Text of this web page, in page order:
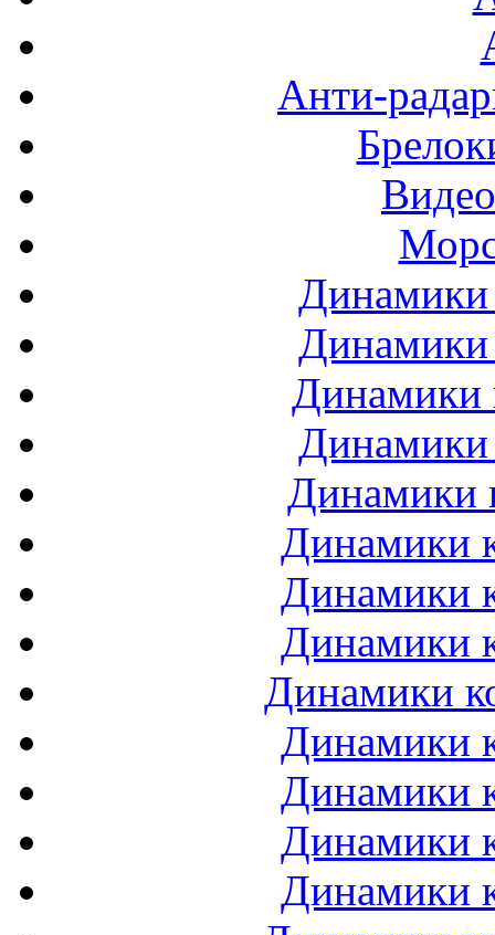
Анти-
Динамики
Динамики
Динамики
Динамики
Динамики
Динамики
Динамики
Динамики
Динамики
Динамики
Динамики
Динамики
Динамики